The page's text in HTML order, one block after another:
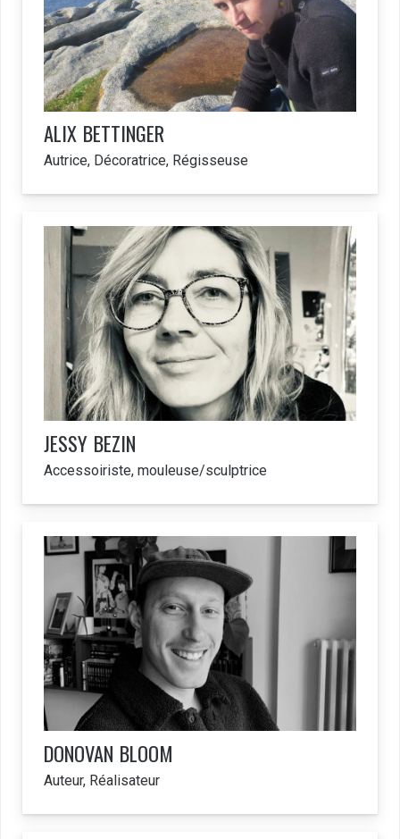
ALIX BETTINGER
Autrice, Décoratrice, Régisseuse
JESSY BEZIN
Accessoiriste, mouleuse/sculptrice
DONOVAN BLOOM
Auteur, Réalisateur